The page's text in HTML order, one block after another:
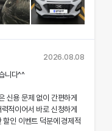
2026.08.08
니다^^
신용 문제 없이 간편하게
적이어서 바로 신청하게
할인 이벤트 덕분에 경제적